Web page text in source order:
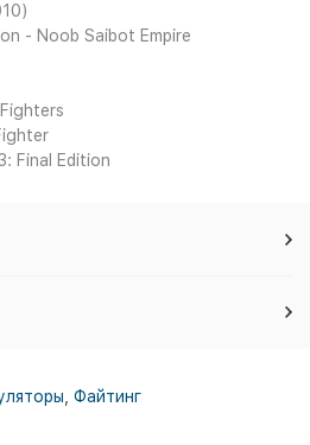
- Noob Saibot Empire
Final Edition
Файтинг